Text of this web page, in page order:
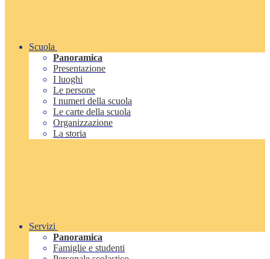
Scuola
Panoramica
Presentazione
I luoghi
Le persone
I numeri della scuola
Le carte della scuola
Organizzazione
La storia
Servizi
Panoramica
Famiglie e studenti